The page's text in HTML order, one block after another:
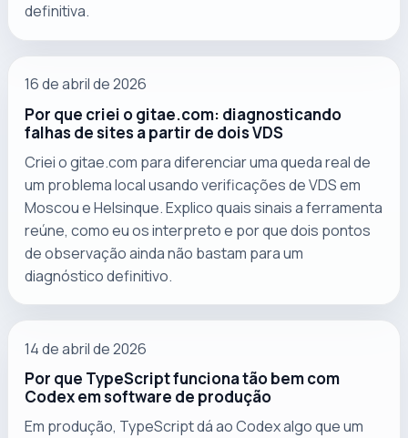
definitiva.
16 de abril de 2026
Por que criei o gitae.com: diagnosticando
falhas de sites a partir de dois VDS
Criei o gitae.com para diferenciar uma queda real de
um problema local usando verificações de VDS em
Moscou e Helsinque. Explico quais sinais a ferramenta
reúne, como eu os interpreto e por que dois pontos
de observação ainda não bastam para um
diagnóstico definitivo.
14 de abril de 2026
Por que TypeScript funciona tão bem com
Codex em software de produção
Em produção, TypeScript dá ao Codex algo que um